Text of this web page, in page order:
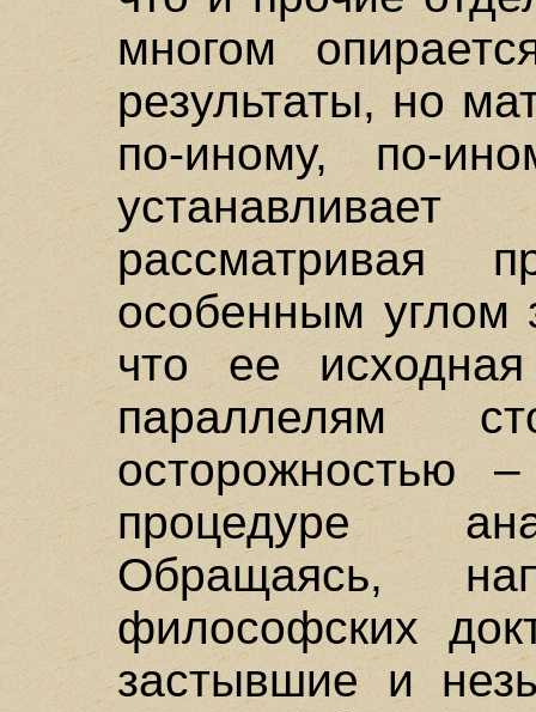
многом
результаты, но
по-иному, по-
рассматривая
особенным углом
что ее
параллелям
осторожностью
процедуре
Обращаясь,
философских
застывшие и